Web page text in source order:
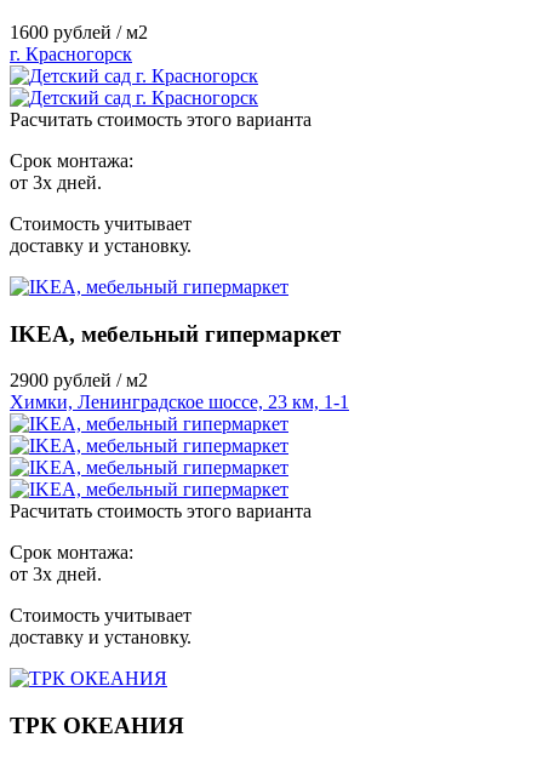
1600 рублей / м2
г. Красногорск
Расчитать стоимость этого варианта
Срок монтажа:
от 3х дней.
Стоимость учитывает
доставку и установку.
IKEA, мебельный гипермаркет
2900 рублей / м2
Химки, Ленинградское шоссе, 23 км, 1-1
Расчитать стоимость этого варианта
Срок монтажа:
от 3х дней.
Стоимость учитывает
доставку и установку.
ТРК ОКЕАНИЯ